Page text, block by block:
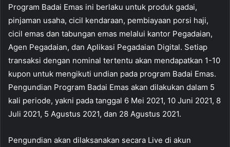
Program Badai Emas ini berlaku untuk produk gadai,
pinjaman usaha, cicil kendaraan, pembiayaan porsi haji,
cicil emas dan tabungan emas melalui kantor Pegadaian,
Agen Pegadaian, dan Aplikasi Pegadaian Digital. Setiap
transaksi dengan nominal tertentu akan mendapatkan 1-10
kupon untuk mengikuti undian pada program Badai Emas.
Pengundian Program Badai Emas akan dilakukan dalam 5
kali periode, yakni pada tanggal 6 Mei 2021, 10 Juni 2021, 8
Juli 2021, 5 Agustus 2021, dan 28 Agustus 2021.
Pengundian akan dilaksanakan secara Live di akun